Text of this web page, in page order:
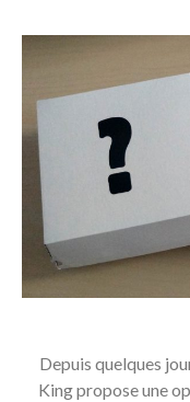
Depuis quelques
King propose une